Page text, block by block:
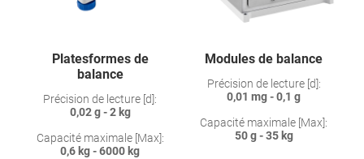
Platesformes de
balance
Précision de lecture [d]:
0,02 g - 2 kg
Capacité maximale [Max]:
0,6 kg - 6000 kg
Modules de balance
Précision de lecture [d]:
0,01 mg - 0,1 g
Capacité maximale [Max]:
50 g - 35 kg